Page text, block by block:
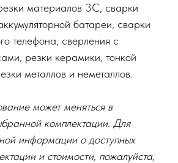
материалов 3C, сварки
батареи, сварки
телефона, сверления с
резки керамики, тонкой
металлов и неметаллов.
может меняться в
комплектации. Для
информации о доступных
и стоимости, пожалуйста,